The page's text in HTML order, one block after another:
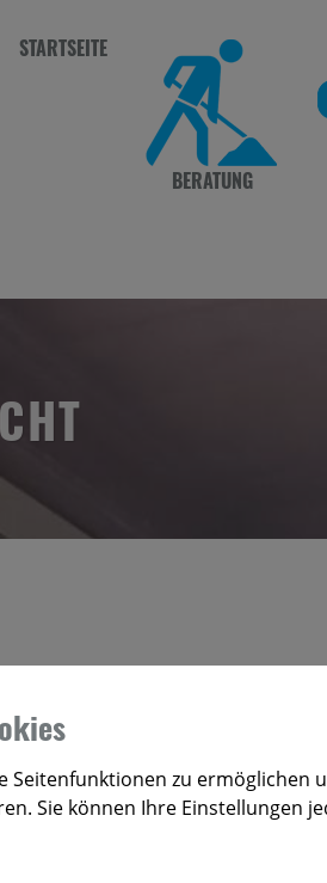
STARTSEITE
BERATUNG
Seitenfunktionen zu ermöglichen
Sie können Ihre Einstellungen